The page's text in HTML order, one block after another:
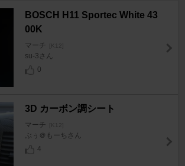
BOSCH H11 Sportec White 43
00K
マーチ
su-3さん
0
3D カーボン調シート
マーチ
ぶぅ＠もーちさん
4